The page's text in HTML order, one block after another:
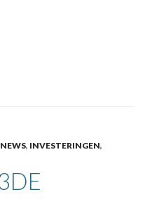
, INVESTERINGEN,